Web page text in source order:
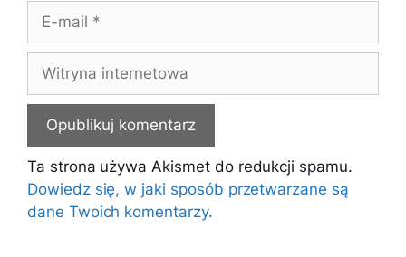
mail
internetowa
Ta strona używa Akismet do redukcji spamu.
Dowiedz się, w jaki sposób przetwarzane są
dane Twoich komentarzy.